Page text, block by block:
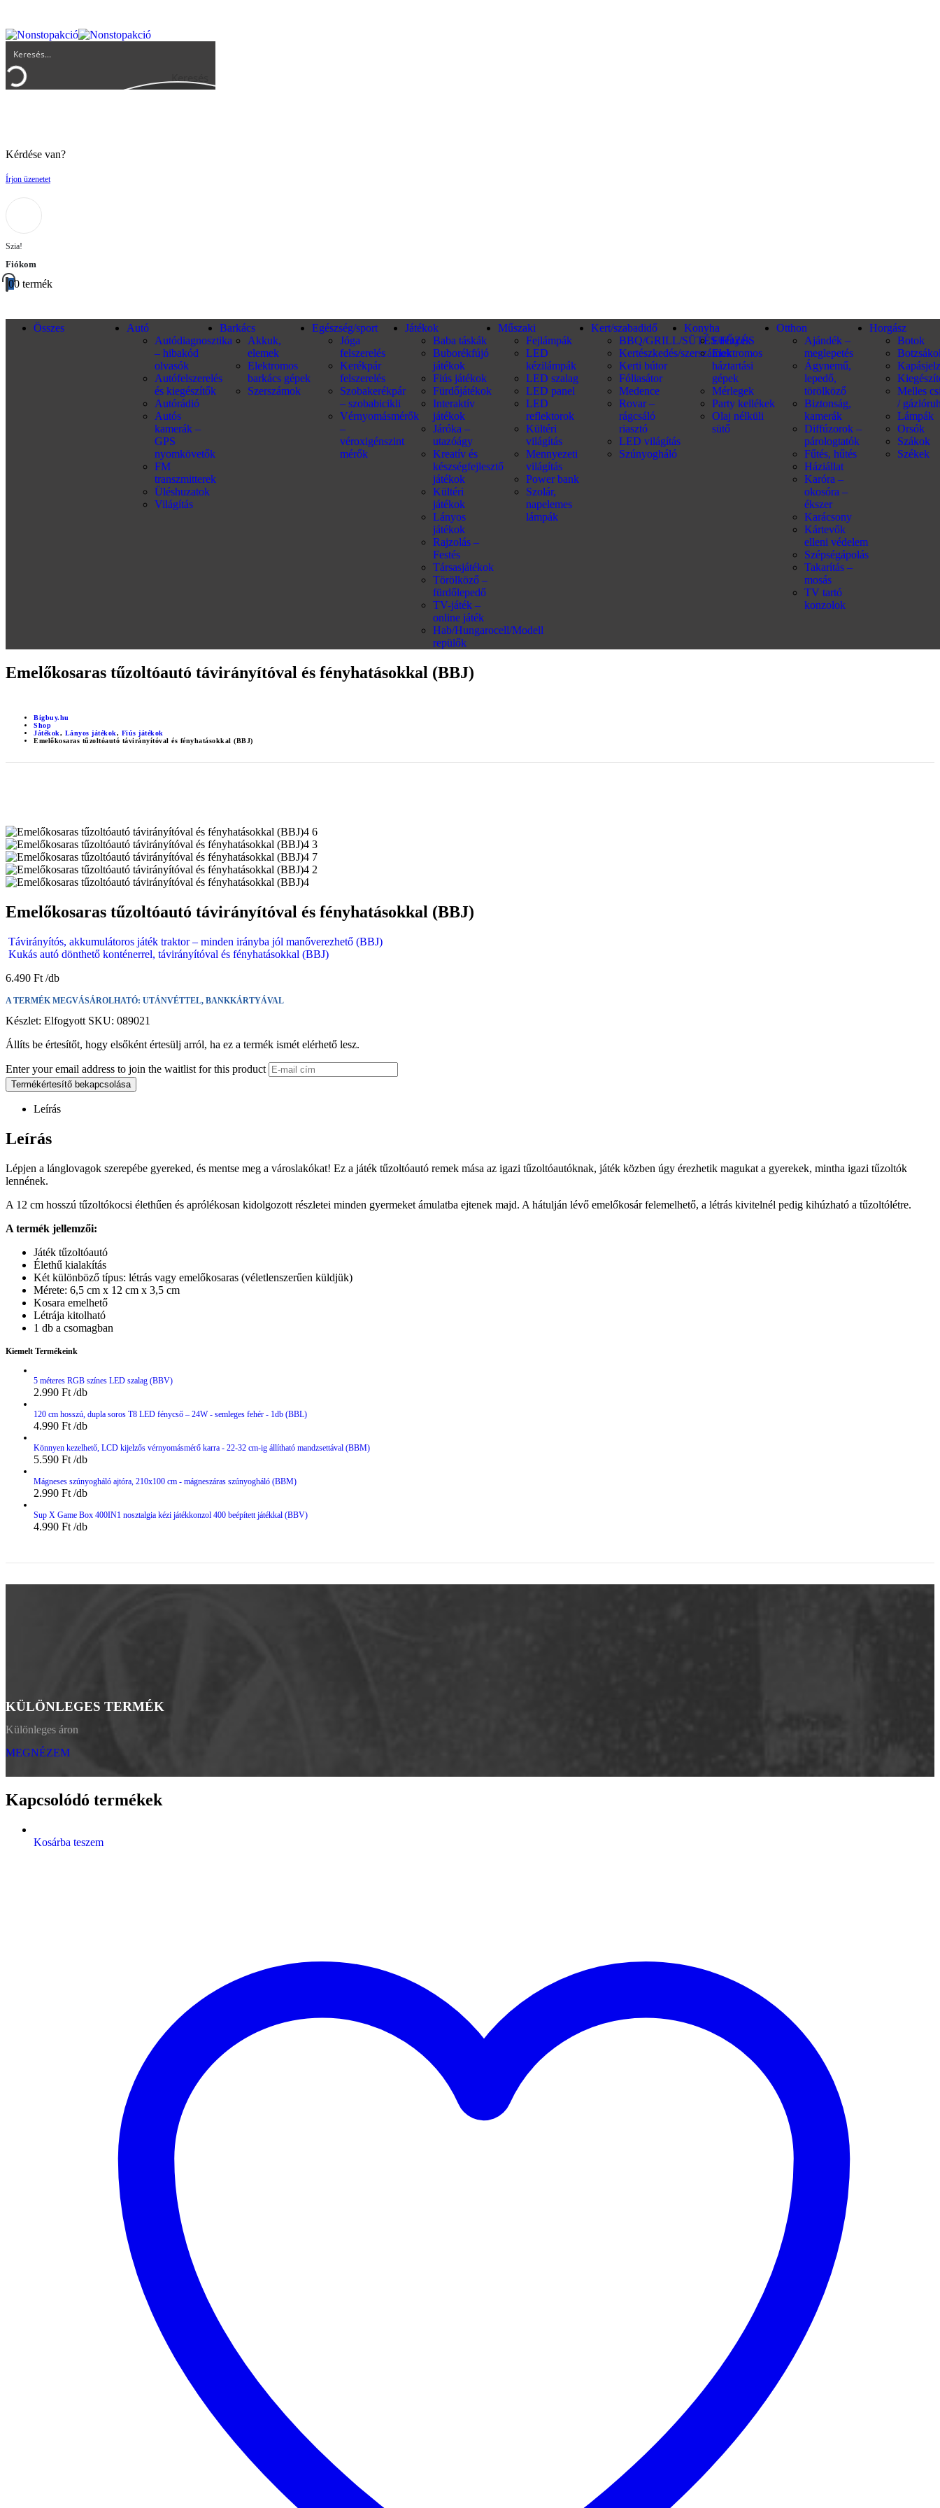
Keresés
Kérdése van?
Írjon üzenetet
Szia!
Fiókom
00 termék
Összes
Autó
Autódiagnosztika
– hibakód
olvasók
Autófelszerelés
és kiegészítők
Autórádió
Autós
kamerák –
GPS
nyomkövetők
FM
transzmitterek
Üléshuzatok
Világítás
Barkács
Akkuk,
elemek
Elektromos
barkács gépek
Szerszámok
Egészség/sport
Jóga
felszerelés
Kerékpár
felszerelés
Szobakerékpár
– szobabicikli
Vérnyomásmérők
–
véroxigénszint
mérők
Játékok
Baba táskák
Buborékfújó
játékok
Fiús játékok
Fürdőjátékok
Interaktív
játékok
Járóka –
utazóágy
Kreatív és
készségfejlesztő
játékok
Kültéri
játékok
Lányos
játékok
Rajzolás –
Festés
Társasjátékok
Törölköző –
fürdőlepedő
TV-játék –
online játék
Hab/Hungarocell/Modell
repülők
Műszaki
Fejlámpák
LED
kézilámpák
LED szalag
LED panel
LED
reflektorok
Kültéri
világítás
Mennyezeti
világítás
Power bank
Szolár,
napelemes
lámpák
Kert/szabadidő
BBQ/GRILL/SÜTÉS/FŐZÉS
Kertészkedés/szerszámok
Kerti bútor
Fóliasátor
Medence
Rovar –
rágcsáló
riasztó
LED világítás
Szúnyogháló
Konyha
Edények
Elektromos
háztartási
gépek
Mérlegek
Party kellékek
Olaj nélküli
sütő
Otthon
Ajándék –
meglepetés
Ágynemű,
lepedő,
törölköző
Biztonság,
kamerák
Diffúzorok –
párologtatók
Fűtés, hűtés
Háziállat
Karóra –
okosóra –
ékszer
Karácsony
Kártevők
elleni védelem
Szépségápolás
Takarítás –
mosás
TV tartó
konzolok
Horgász
Botok
Melles
/
Lámpák
Orsók
Szákok
Székek
Emelőkosaras tűzoltóautó távirányítóval és fényhatásokkal (BBJ)
Bigbuy.hu
Shop
Játékok, Lányos játékok, Fiús játékok
Emelőkosaras tűzoltóautó távirányítóval és fényhatásokkal (BBJ)
Emelőkosaras tűzoltóautó távirányítóval és fényhatásokkal (BBJ)
Távirányítós, akkumulátoros játék traktor – minden irányba jól manőverezhető (BBJ)
Kukás autó dönthető konténerrel, távirányítóval és fényhatásokkal (BBJ)
6.490 Ft
A TERMÉK MEGVÁSÁROLHATÓ: UTÁNVÉTTEL, BANKKÁRTYÁVAL
Készlet: Elfogyott SKU: 089021
Állíts be értesítőt, hogy elsőként értesülj arról, ha ez a termék ismét elérhető lesz.
Enter your email address to join the waitlist for this product
Termékértesítő bekapcsolása
Leírás
Leírás
Lépjen a lánglovagok szerepébe gyereked, és mentse meg a városlakókat! Ez a játék tűzoltóautó remek mása az igazi tűzoltóautóknak, játék közben úgy érezhetik magukat a gyerekek, mintha igazi tűzoltók
lennének.
A 12 cm hosszú tűzoltókocsi élethűen és aprólékosan kidolgozott részletei minden gyermeket ámulatba ejtenek majd. A hátulján lévő emelőkosár felemelhető, a létrás kivitelnél pedig kihúzható a tűzoltólétre.
A termék jellemzői:
Játék tűzoltóautó
Élethű kialakítás
Két különböző típus: létrás vagy emelőkosaras (véletlenszerűen küldjük)
Mérete: 6,5 cm x 12 cm x 3,5 cm
Kosara emelhető
Létrája kitolható
1 db a csomagban
Kiemelt Termékeink
5 méteres RGB színes LED szalag (BBV)
2.990 Ft
120 cm hosszú, dupla soros T8 LED fénycső – 24W - semleges fehér - 1db (BBL)
4.990 Ft
Könnyen kezelhető, LCD kijelzős vérnyomásmérő karra - 22-32 cm-ig állítható mandzsettával (BBM)
5.590 Ft
Mágneses szúnyogháló ajtóra, 210x100 cm - mágneszáras szúnyogháló (BBM)
2.990 Ft
Sup X Game Box 400IN1 nosztalgia kézi játékkonzol 400 beépített játékkal (BBV)
4.990 Ft
KÜLÖNLEGES TERMÉK
Különleges áron
MEGNÉZEM
Kapcsolódó termékek
Kosárba teszem